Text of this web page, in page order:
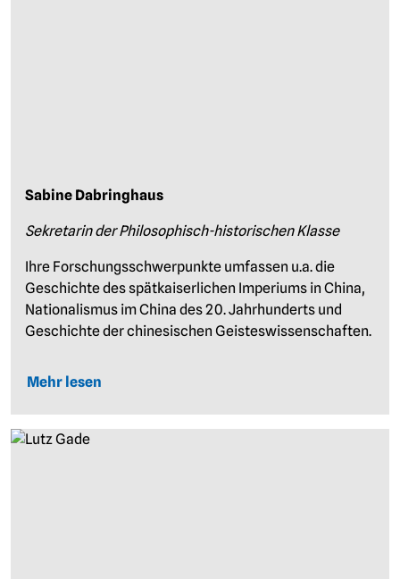
Sabine Dabringhaus
Sekretarin der Philosophisch-historischen Klasse
Ihre Forschungsschwerpunkte umfassen u.a. die
Geschichte des spätkaiserlichen Imperiums in China,
Nationalismus im China des 20. Jahrhunderts und
Geschichte der chinesischen Geisteswissenschaften.
Mehr lesen